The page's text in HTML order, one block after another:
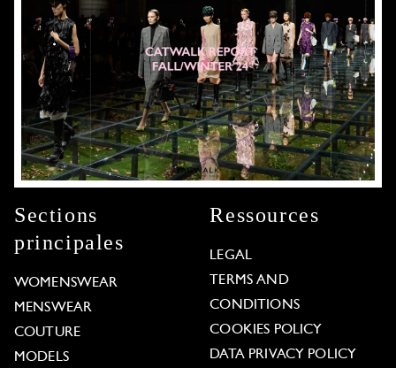
Sections
principales
WOMENSWEAR
MENSWEAR
COUTURE
MODELS
Ressources
LEGAL
TERMS AND
CONDITIONS
COOKIES POLICY
DATA PRIVACY POLICY